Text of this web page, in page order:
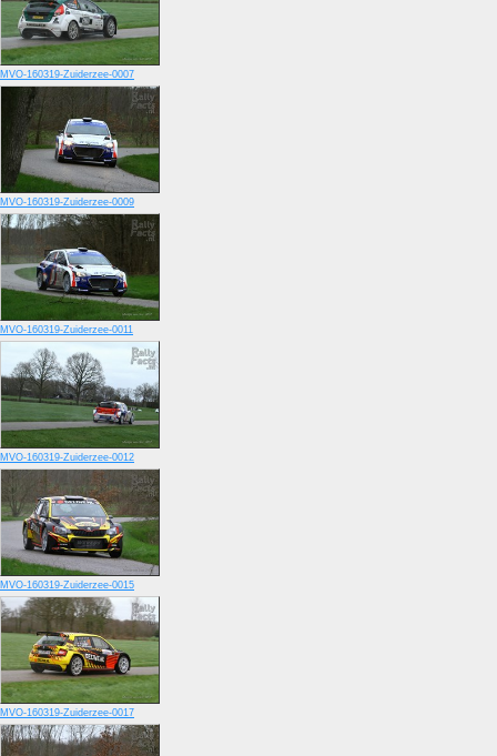
MVO-160319-Zuiderzee-0007
MVO-160319-Zuiderzee-0009
MVO-160319-Zuiderzee-0011
MVO-160319-Zuiderzee-0012
MVO-160319-Zuiderzee-0015
MVO-160319-Zuiderzee-0017